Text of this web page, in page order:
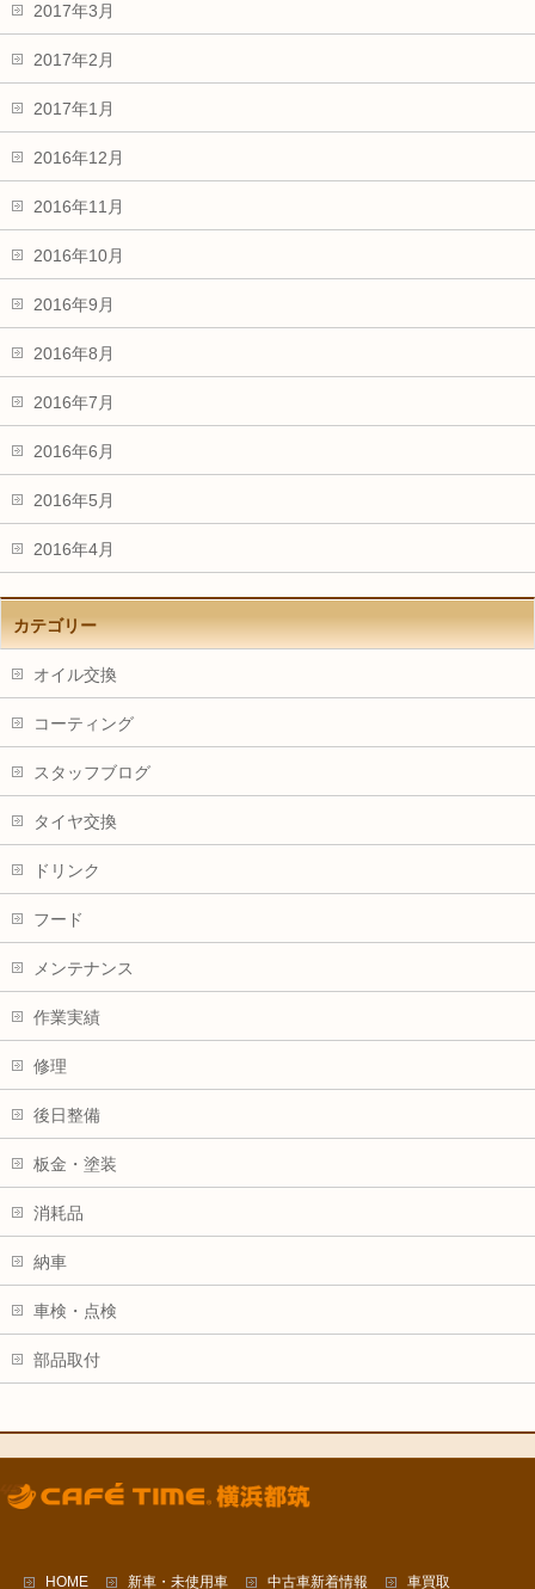
2017年3月
2017年2月
2017年1月
2016年12月
2016年11月
2016年10月
2016年9月
2016年8月
2016年7月
2016年6月
2016年5月
2016年4月
カテゴリー
オイル交換
コーティング
スタッフブログ
タイヤ交換
ドリンク
フード
メンテナンス
作業実績
修理
後日整備
板金・塗装
消耗品
納車
車検・点検
部品取付
HOME 新車・未使用車 中古車新着情報 車買取